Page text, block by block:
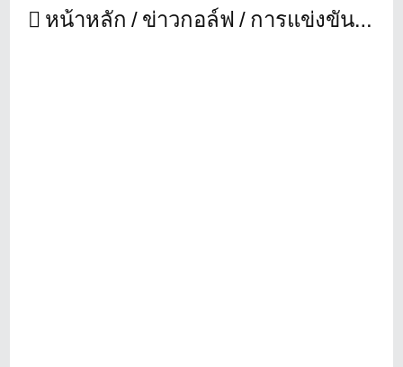
หน้าหลัก ข่าวกอล์ฟ การแข่งขันกอล์ฟรายการ “Chang Club Championship 2016”รอบคัดเลือกสนามดิเอมเมอรัลด์